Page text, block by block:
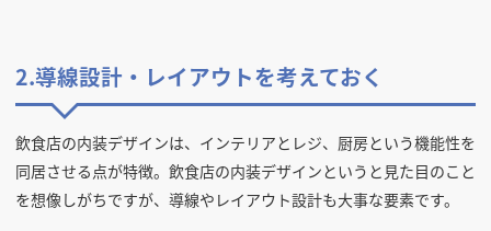
2.導線設計・レイアウトを考えておく
飲食店の内装デザインは、インテリアとレジ、厨房という機能性を
同居させる点が特徴。飲食店の内装デザインというと見た目のこと
を想像しがちですが、導線やレイアウト設計も大事な要素です。